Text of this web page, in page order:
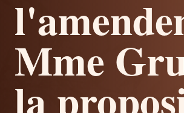
Mme
la